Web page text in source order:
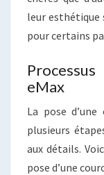
leur esthétique
pour certains
eMax
La pose
plusieurs
aux détails.
pose d’une